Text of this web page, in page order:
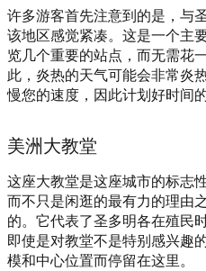
许多游客首先注意到的是，与
该地区感觉紧凑。这是一个主
览几个重要的站点，而无需花
此，炎热的天气可能会非常炎
慢您的速度，因此计划好时间
美洲大教堂
这座大教堂是这座城市的标志
而不只是闲逛的最有力的理由
的。它代表了圣多明各在殖民
即使是对教堂不是特别感兴趣
模和中心位置而停留在这里。